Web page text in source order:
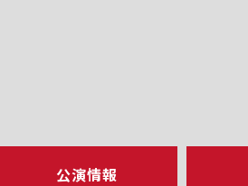
公演情報